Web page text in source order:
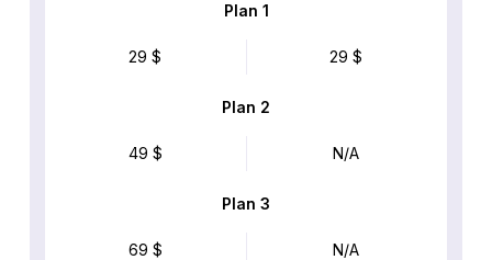
Plan 1
29 $ 29 $
Plan 2
49 $ N/A
Plan 3
69 $ N/A